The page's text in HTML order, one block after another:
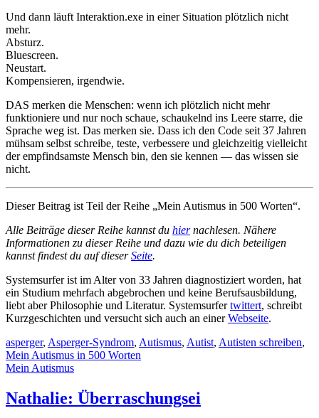
Und dann läuft Interaktion.exe in einer Situation plötzlich nicht
mehr.
Absturz.
Bluescreen.
Neustart.
Kompensieren, irgendwie.
DAS merken die Menschen: wenn ich plötzlich nicht mehr
funktioniere und nur noch schaue, schaukelnd ins Leere starre, die
Sprache weg ist. Das merken sie. Dass ich den Code seit 37 Jahren
mühsam selbst schreibe, teste, verbessere und gleichzeitig vielleicht
der empfindsamste Mensch bin, den sie kennen — das wissen sie
nicht.
Dieser Beitrag ist Teil der Reihe „Mein Autismus in 500 Worten“.
Alle Beiträge dieser Reihe kannst du hiernachlesen. Nähere
Informationen zu dieser Reihe und dazu wie du dich beteiligen
kannst findest du auf dieserSeite.
Systemsurfer ist im Alter von 33 Jahren diagnostiziert worden, hat
ein Studium mehrfach abgebrochen und keine Berufsausbildung,
liebt aber Philosophie und Literatur. Systemsurfertwittert, schreibt
Kurzgeschichten und versucht sich auch an einerWebseite.
asperger, Asperger-Syndrom, Autismus, Autist, Autisten schreiben,
Mein Autismus in 500 Worten
Mein Autismus
Nathalie: Überraschungsei